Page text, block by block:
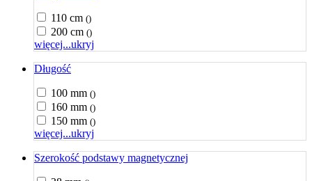
110 cm ()
200 cm ()
więcej...ukryj
Długość
100 mm ()
160 mm ()
150 mm ()
więcej...ukryj
Szerokość podstawy magnetycznej